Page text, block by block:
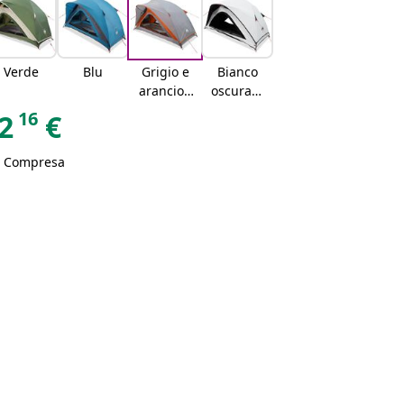
Verde Blu
Grigio e
arancion
Bianco
oscurant
16 €
Compresa